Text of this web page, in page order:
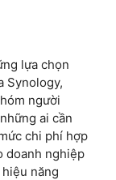
lựa chọn
Synology,
người
ai cần
chi phí hợp
doanh nghiệp
năng